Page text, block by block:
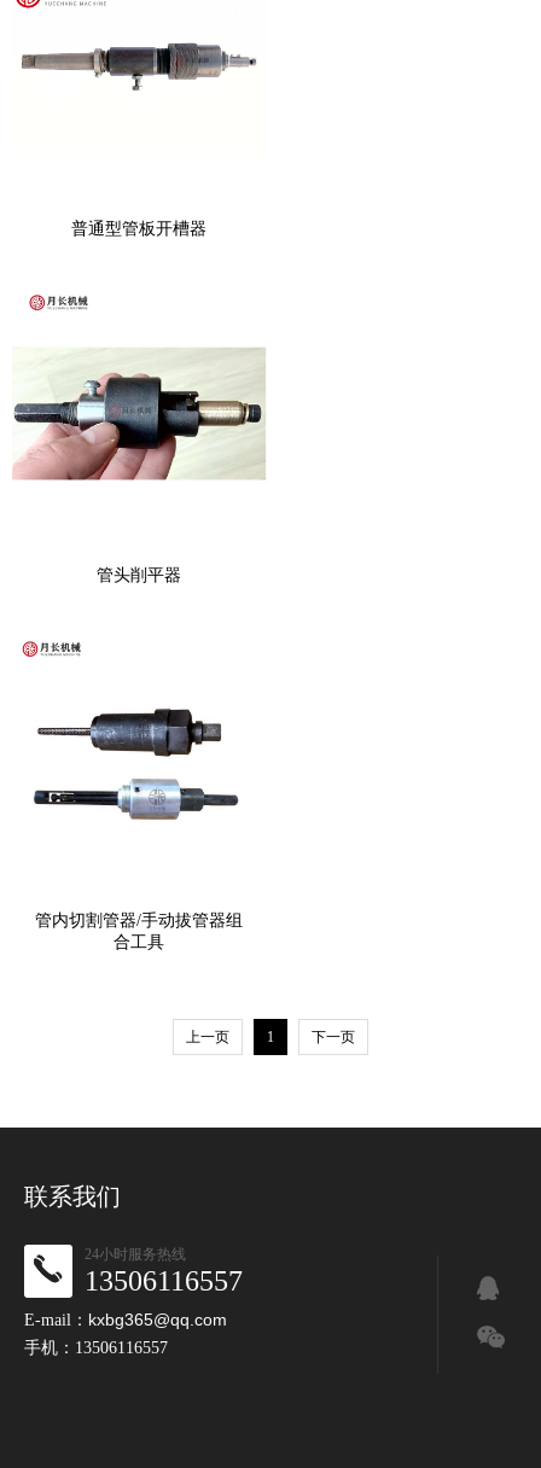
普通型管板开槽器
管头削平器
管内切割管器/手动拔管器组
合工具
上一页 1 下一页
联系我们
24小时服务热线
13506116557
E-mail： kxbg365@qq.com
手机：13506116557